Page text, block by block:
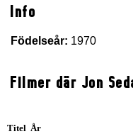
Info
Födelseår: 1970
Filmer där Jon
Titel År